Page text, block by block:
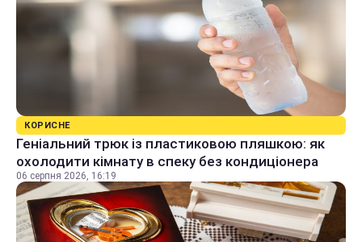
КОРИСНЕ
Геніальний трюк із пластиковою пляшкою: як
охолодити кімнату в спеку без кондиціонера
06 серпня 2026, 16:19